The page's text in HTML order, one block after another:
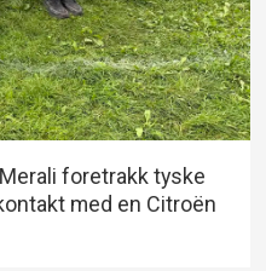
foretrakk tyske
med en Citroën